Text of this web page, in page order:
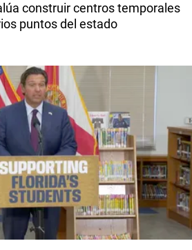
construir centros temporales
puntos del estado